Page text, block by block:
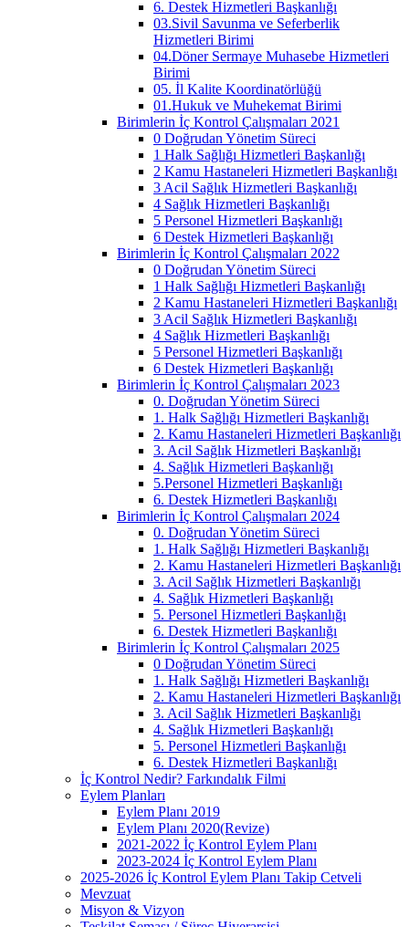
6. Destek Hizmetleri Başkanlığı
03.Sivil Savunma ve Seferberlik
Hizmetleri Birimi
04.Döner Sermaye Muhasebe Hizmetleri
Birimi
05. İl Kalite Koordinatörlüğü
01.Hukuk ve Muhekemat Birimi
Birimlerin İç Kontrol Çalışmaları 2021
0 Doğrudan Yönetim Süreci
1 Halk Sağlığı Hizmetleri Başkanlığı
2 Kamu Hastaneleri Hizmetleri Başkanlığı
3 Acil Sağlık Hizmetleri Başkanlığı
4 Sağlık Hizmetleri Başkanlığı
5 Personel Hizmetleri Başkanlığı
6 Destek Hizmetleri Başkanlığı
Birimlerin İç Kontrol Çalışmaları 2022
0 Doğrudan Yönetim Süreci
1 Halk Sağlığı Hizmetleri Başkanlığı
2 Kamu Hastaneleri Hizmetleri Başkanlığı
3 Acil Sağlık Hizmetleri Başkanlığı
4 Sağlık Hizmetleri Başkanlığı
5 Personel Hizmetleri Başkanlığı
6 Destek Hizmetleri Başkanlığı
Birimlerin İç Kontrol Çalışmaları 2023
0. Doğrudan Yönetim Süreci
1. Halk Sağlığı Hizmetleri Başkanlığı
2. Kamu Hastaneleri Hizmetleri Başkanlığı
3. Acil Sağlık Hizmetleri Başkanlığı
4. Sağlık Hizmetleri Başkanlığı
5.Personel Hizmetleri Başkanlığı
6. Destek Hizmetleri Başkanlığı
Birimlerin İç Kontrol Çalışmaları 2024
0. Doğrudan Yönetim Süreci
1. Halk Sağlığı Hizmetleri Başkanlığı
2. Kamu Hastaneleri Hizmetleri Başkanlığı
3. Acil Sağlık Hizmetleri Başkanlığı
4. Sağlık Hizmetleri Başkanlığı
5. Personel Hizmetleri Başkanlığı
6. Destek Hizmetleri Başkanlığı
Birimlerin İç Kontrol Çalışmaları 2025
0 Doğrudan Yönetim Süreci
1. Halk Sağlığı Hizmetleri Başkanlığı
2. Kamu Hastaneleri Hizmetleri Başkanlığı
3. Acil Sağlık Hizmetleri Başkanlığı
4. Sağlık Hizmetleri Başkanlığı
5. Personel Hizmetleri Başkanlığı
6. Destek Hizmetleri Başkanlığı
İç Kontrol Nedir? Farkındalık Filmi
Eylem Planları
Eylem Planı 2019
Eylem Planı 2020(Revize)
2021-2022 İç Kontrol Eylem Planı
2023-2024 İç Kontrol Eylem Planı
2025-2026 İç Kontrol Eylem Planı Takip Cetveli
Mevzuat
Misyon & Vizyon